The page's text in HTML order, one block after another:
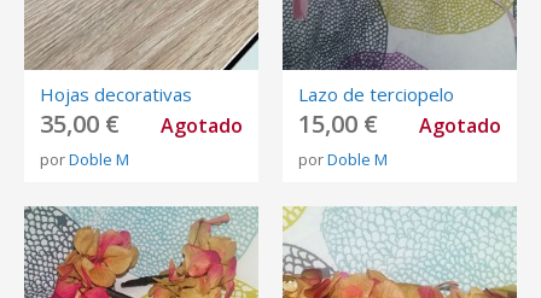
Hojas decorativas
35,00 € Agotado
porDoble M
Lazo de terciopelo
15,00 € Agotado
porDoble M